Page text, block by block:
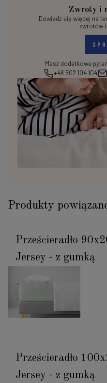
Zwroty i
Dowiedz się więcej na
zwrotów
Masz dodatkowe
+48 502 104 104
Produkty
Prześcieradło
Jersey - z gumką
Prześcieradło
Jersey - z gumką